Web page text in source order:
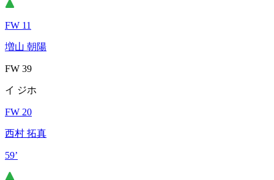
FW 11
増山 朝陽
FW 39
イ ジホ
FW 20
西村 拓真
59’